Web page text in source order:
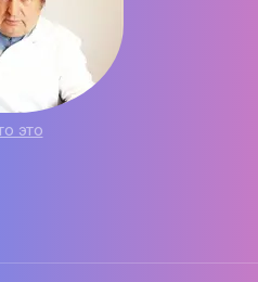
это